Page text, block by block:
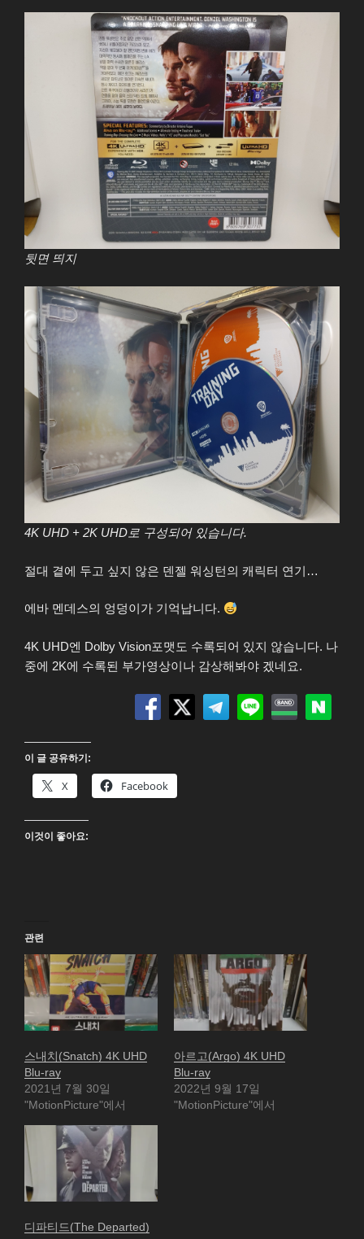
뒷면 띄지
4K UHD + 2K UHD로 구성되어 있습니다.
절대 곁에 두고 싶지 않은 덴젤 워싱턴의 캐릭터 연기…
에바 멘데스의 엉덩이가 기억납니다.
4K UHD엔 Dolby Vision포맷도 수록되어 있지 않습니다. 나
중에 2K에 수록된 부가영상이나 감상해봐야 겠네요.
이 글 공유하기:
X Facebook
이것이 좋아요:
관련
스내치(Snatch) 4K UHD
Blu-ray
2021년 7월 30일
"MotionPicture"에서
아르고(Argo) 4K UHD
Blu-ray
2022년 9월 17일
"MotionPicture"에서
디파티드(The Departed)